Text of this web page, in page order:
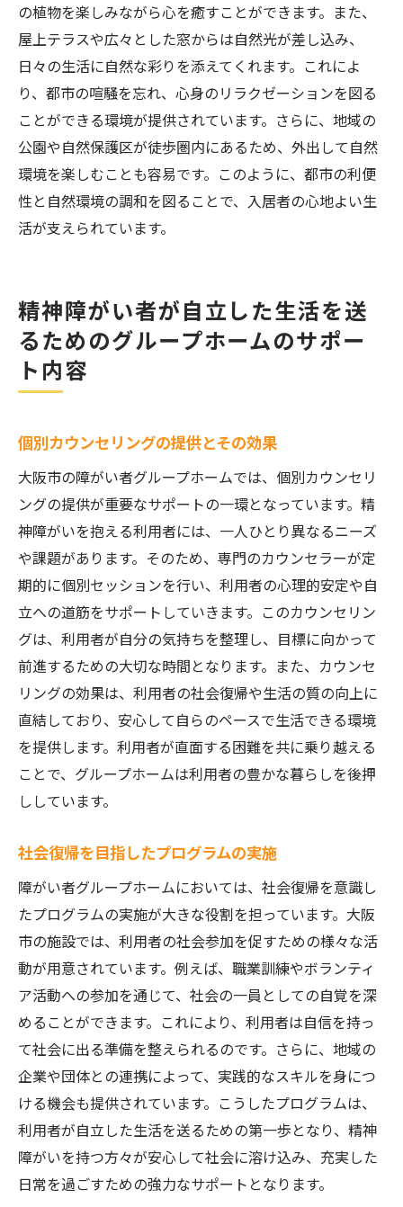
の植物を楽しみながら心を癒すことができます。また、
屋上テラスや広々とした窓からは自然光が差し込み、
日々の生活に自然な彩りを添えてくれます。これによ
り、都市の喧騒を忘れ、心身のリラクゼーションを図る
ことができる環境が提供されています。さらに、地域の
公園や自然保護区が徒歩圏内にあるため、外出して自然
環境を楽しむことも容易です。このように、都市の利便
性と自然環境の調和を図ることで、入居者の心地よい生
活が支えられています。
精神障がい者が自立した生活を送
るためのグループホームのサポー
ト内容
個別カウンセリングの提供とその効果
大阪市の障がい者グループホームでは、個別カウンセリ
ングの提供が重要なサポートの一環となっています。精
神障がいを抱える利用者には、一人ひとり異なるニーズ
や課題があります。そのため、専門のカウンセラーが定
期的に個別セッションを行い、利用者の心理的安定や自
立への道筋をサポートしていきます。このカウンセリン
グは、利用者が自分の気持ちを整理し、目標に向かって
前進するための大切な時間となります。また、カウンセ
リングの効果は、利用者の社会復帰や生活の質の向上に
直結しており、安心して自らのペースで生活できる環境
を提供します。利用者が直面する困難を共に乗り越える
ことで、グループホームは利用者の豊かな暮らしを後押
ししています。
社会復帰を目指したプログラムの実施
障がい者グループホームにおいては、社会復帰を意識し
たプログラムの実施が大きな役割を担っています。大阪
市の施設では、利用者の社会参加を促すための様々な活
動が用意されています。例えば、職業訓練やボランティ
ア活動への参加を通じて、社会の一員としての自覚を深
めることができます。これにより、利用者は自信を持っ
て社会に出る準備を整えられるのです。さらに、地域の
企業や団体との連携によって、実践的なスキルを身につ
ける機会も提供されています。こうしたプログラムは、
利用者が自立した生活を送るための第一歩となり、精神
障がいを持つ方々が安心して社会に溶け込み、充実した
日常を過ごすための強力なサポートとなります。